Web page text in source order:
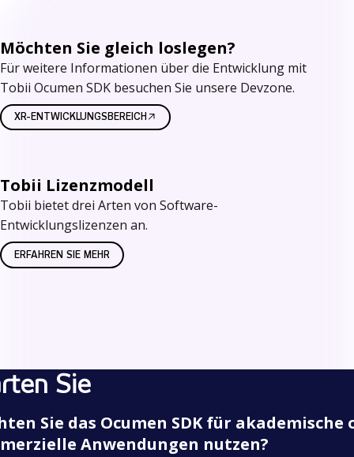
Möchten Sie gleich loslegen?
Für weitere Informationen über die Entwicklung mit
Tobii Ocumen SDK besuchen Sie unsere Devzone.
XR-ENTWICKLUNGSBEREICH
Tobii Lizenzmodell
Tobii bietet drei Arten von Software-
Entwicklungslizenzen an.
ERFAHREN SIE MEHR
Sie
Sie das Ocumen SDK für akademische
Anwendungen nutzen?